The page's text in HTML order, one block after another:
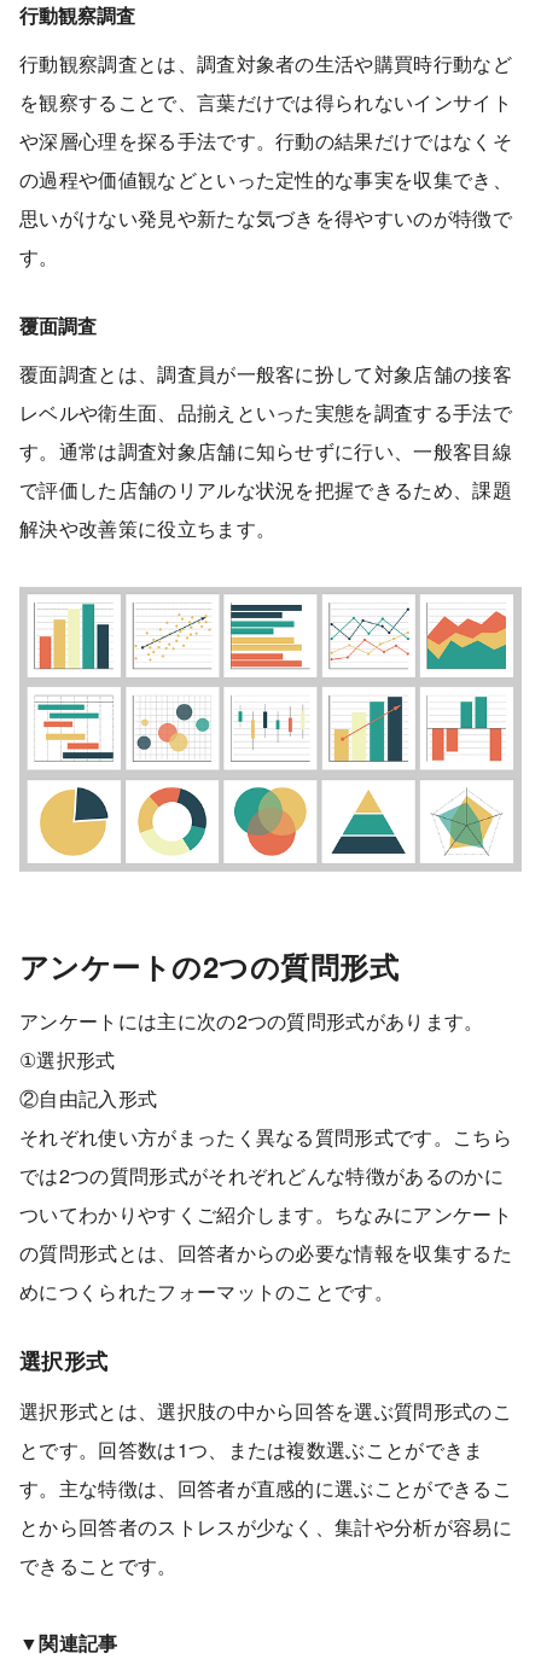
行動観察調査
行動観察調査とは、調査対象者の生活や購買時行動など
を観察することで、言葉だけでは得られないインサイト
や深層心理を探る手法です。行動の結果だけではなくそ
の過程や価値観などといった定性的な事実を収集でき、
思いがけない発見や新たな気づきを得やすいのが特徴で
す。
覆面調査
覆面調査とは、調査員が一般客に扮して対象店舗の接客
レベルや衛生面、品揃えといった実態を調査する手法で
す。通常は調査対象店舗に知らせずに行い、一般客目線
で評価した店舗のリアルな状況を把握できるため、課題
解決や改善策に役立ちます。
アンケートの2つの質問形式
アンケートには主に次の2つの質問形式があります。
①選択形式
②自由記入形式
それぞれ使い方がまったく異なる質問形式です。こちら
では2つの質問形式がそれぞれどんな特徴があるのかに
ついてわかりやすくご紹介します。ちなみにアンケート
の質問形式とは、回答者からの必要な情報を収集するた
めにつくられたフォーマットのことです。
選択形式
選択形式とは、選択肢の中から回答を選ぶ質問形式のこ
とです。回答数は1つ、または複数選ぶことができま
す。主な特徴は、回答者が直感的に選ぶことができるこ
とから回答者のストレスが少なく、集計や分析が容易に
できることです。
▼関連記事